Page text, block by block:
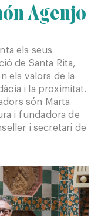
Agenjo
els seus
de Santa Rita,
els valors de la
i la proximitat.
són Marta
i fundadora de
i secretari de